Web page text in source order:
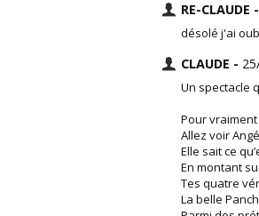
RE-CLAUDE -
désolé j'ai
CLAUDE -
Un spectacle
Pour
Allez voir
Elle sait ce
En montant
Tes quatre
La belle